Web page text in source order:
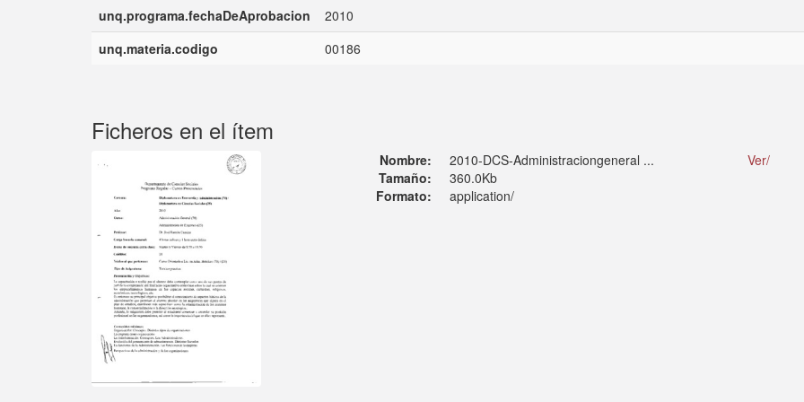
unq.programa.fechaDeAprobacion
2010
unq.materia.codigo
00186
Ficheros en el ítem
Nombre:
2010-DCS-Administraciongeneral ...
Tamaño:
360.0Kb
Formato:
application/
Ver/